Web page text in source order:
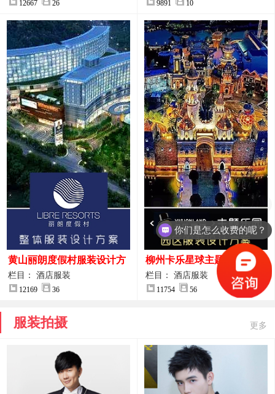
12667 26 9891 10
黄山丽朗度假村服装设计方
案
栏目： 酒店服装
12169 36
柳州卡乐星球主题乐园园区
服装设计方案
栏目： 酒店服装
11754 56
服装拍摄 更多
你们是怎么收费的呢？